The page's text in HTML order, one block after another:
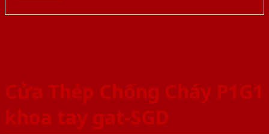
Cửa Thép Chống Cháy P1G1
khoa tay gat-SGD